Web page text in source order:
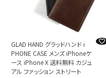
GLAD HAND グラッドハンド i
PHONE CASE メンズ iPhoneケ
ース iPhone X 送料無料 カジュ
アル ファッション ストリート